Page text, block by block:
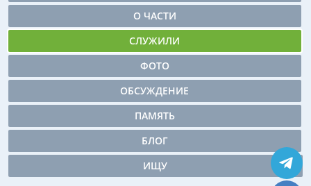
О ЧАСТИ
СЛУЖИЛИ
ФОТО
ОБСУЖДЕНИЕ
ПАМЯТЬ
БЛОГ
ИЩУ